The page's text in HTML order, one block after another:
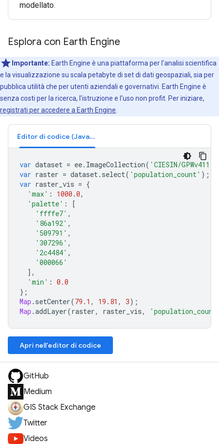
modellato.
Esplora con Earth Engine
Importante: Earth Engine è una piattaforma per l'analisi scientifica
e la visualizzazione su scala petabyte di set di dati geospaziali, sia per
pubblica utilità che per utenti aziendali e governativi. Earth Engine è
senza costi per la ricerca, l'istruzione e l'uso non profit. Per iniziare,
registrati per accedere a Earth Engine
Editor di codice (JavaScript)
var dataset = ee. ImageCollection( 'CIESIN/GPWv411/
var raster = dataset. select( 'population_count' );
var raster_vis = {
'max' : 1000.0,
'palette' :
[
'ffffe7' ,
'86a192' ,
'509791' ,
'307296' ,
'2c4484' ,
'000066'
],
'min' : 0.0
};
Map . setCenter(79.1 , 19.81 , 3);
Map .addLayer(raster, raster_vis,
Apri nell'editor di codice
GitHub
Medium
GIS Stack Exchange
Twitter
Videos